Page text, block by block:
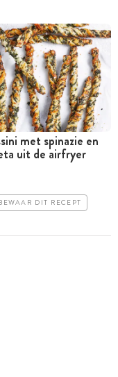
met spinazie en
uit de airfryer
DIT RECEPT